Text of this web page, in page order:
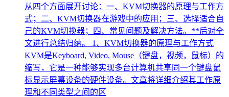
从四个方面展开讨论：一、KVM切换器的原理与工作方
式；二、KVM切换器在游戏中的应用；三、选择适合自
己的KVM切换器；四、常见问题及解决方法。**后对全
文进行总结归纳。 1、KVM切换器的原理与工作方式
KVM是Keyboard, Video, Mouse（键盘，视频，鼠标）的
缩写，它是一种能够实现多台计算机共享同一个键盘鼠
标显示屏幕设备的硬件设备。文章将详细介绍其工作原
理和不同类型之间的区